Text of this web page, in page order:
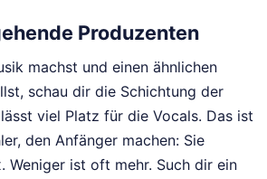
Produzenten
machst und einen ähnlichen
schau dir die Schichtung der
viel Platz für die Vocals. Das ist
den Anfänger machen: Sie
Weniger ist oft mehr. Such dir ein